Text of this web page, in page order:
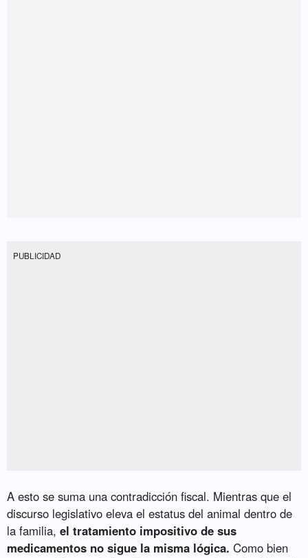
PUBLICIDAD
A esto se suma una contradicción fiscal. Mientras que el
discurso legislativo eleva el estatus del animal dentro de
la familia,el tratamiento impositivo de sus
medicamentos no sigue la misma lógica. Como bien